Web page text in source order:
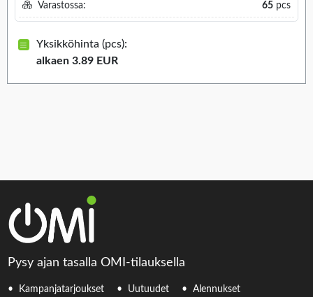
Varastossa: 65 pcs
Yksikköhinta (pcs):
alkaen 3.89 EUR
Pysy ajan tasalla OMI-tilauksella
Kampanjatarjoukset Uutuudet Alennukset